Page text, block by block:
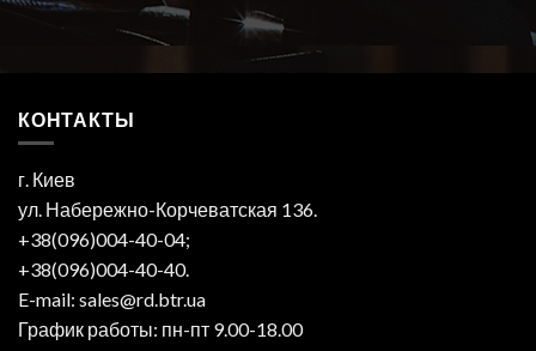
КОНТАКТЫ
г. Киев
ул. Набережно-Корчеватская 136.
+38(096)004-40-04;
+38(096)004-40-40.
E-mail: sales@rd.btr.ua
График работы: пн-пт 9.00-18.00